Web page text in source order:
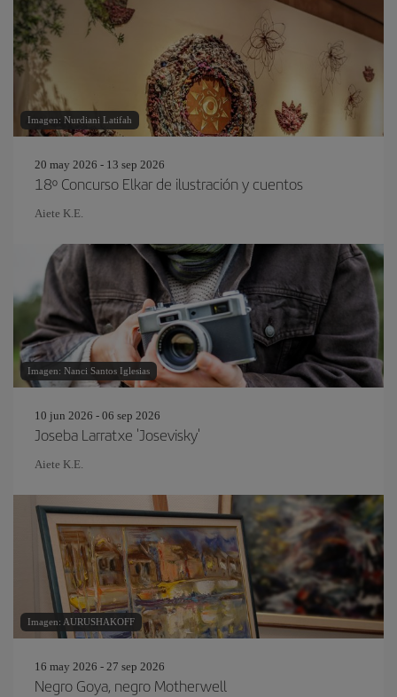
Imagen: Nurdiani Latifah
20 may 2026 - 13 sep 2026
18º Concurso Elkar de ilustración y cuentos
Aiete K.E.
Imagen: Nanci Santos Iglesias
10 jun 2026 - 06 sep 2026
Joseba Larratxe 'Josevisky'
Aiete K.E.
Imagen: AURUSHAKOFF
16 may 2026 - 27 sep 2026
Negro Goya, negro Motherwell